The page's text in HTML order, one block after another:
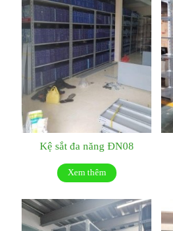
Kệ sắt đa năng ĐN08
Xem thêm